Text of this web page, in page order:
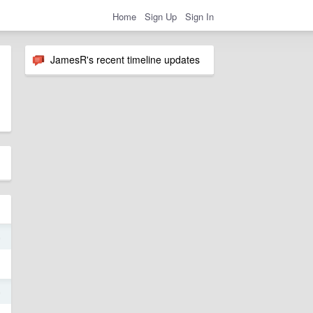
Home Sign Up Sign In
JamesR's recent timeline updates